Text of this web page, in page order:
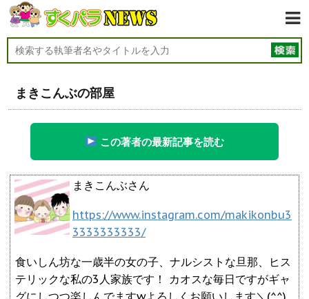
まきこんぶの部屋
この著者の最新記事を読む
まきこんぶさん
https://www.instagram.com/makikonbu3
3333333333/
食いしん坊な一歳半の女の子、ナルシストな旦那、ヒス
テリックな私の3人家族です！ カオスな毎日ですがギャ